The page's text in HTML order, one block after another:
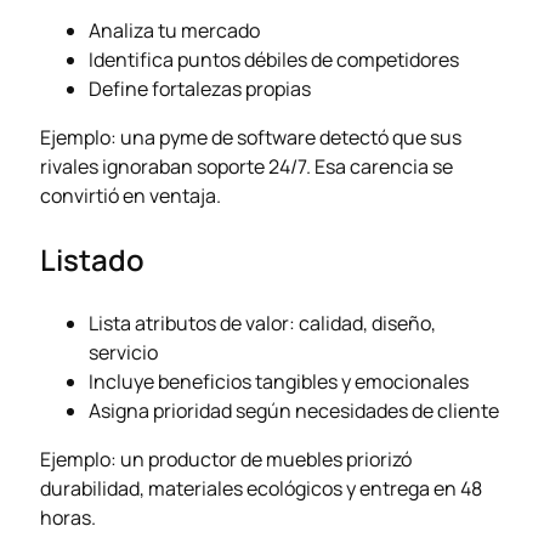
Analiza tu mercado
Identifica puntos débiles de competidores
Define fortalezas propias
Ejemplo: una pyme de software detectó que sus
rivales ignoraban soporte 24/7. Esa carencia se
convirtió en ventaja.
Listado
Lista atributos de valor: calidad, diseño,
servicio
Incluye beneficios tangibles y emocionales
Asigna prioridad según necesidades de cliente
Ejemplo: un productor de muebles priorizó
durabilidad, materiales ecológicos y entrega en 48
horas.